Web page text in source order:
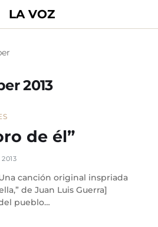
LA VOZ
2013
de él”
2013
canción original inspriada
de Juan Luis Guerra]
pueblo…